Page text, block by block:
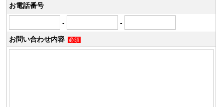
お電話番号
- -
お問い合わせ内容 必須